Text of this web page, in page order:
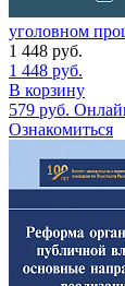
уголовном
1 448 руб.
1 448 руб.
В корзину
579 руб.
Ознакомиться